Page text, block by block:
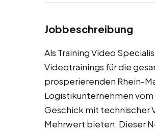
Jobbeschreibung
Als Training Video
Videotrainings für die
prosperierenden Rhein-
Logistikunternehmen
Geschick mit technischer
Mehrwert bieten. Dieser